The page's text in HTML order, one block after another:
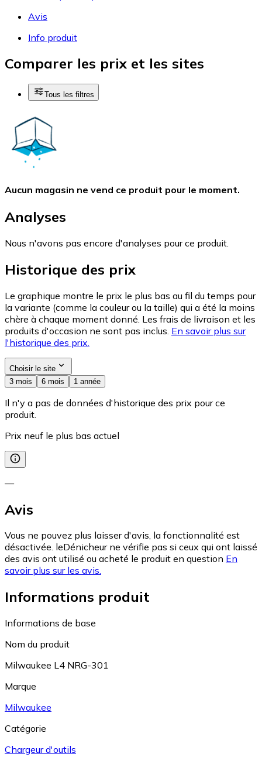
Avis
Info produit
Comparer les prix et les sites
Tous les filtres
Aucun magasin ne vend ce produit pour le moment.
Analyses
Nous n'avons pas encore d'analyses pour ce produit.
Historique des prix
Le graphique montre le prix le plus bas au fil du temps pour
la variante (comme la couleur ou la taille) qui a été la moins
chère à chaque moment donné. Les frais de livraison et les
produits d'occasion ne sont pas inclus. En savoir plus sur
l'historique des prix.
Choisir le site
3 mois
6 mois 1 année
Il n'y a pas de données d'historique des prix pour ce
produit.
Prix neuf le plus bas actuel
—
Avis
Vous ne pouvez plus laisser d'avis, la fonctionnalité est
désactivée. leDénicheur ne vérifie pas si ceux qui ont laissé
des avis ont utilisé ou acheté le produit en question En
savoir plus sur les avis.
Informations produit
Informations de base
Nom du produit
Milwaukee L4 NRG-301
Marque
Milwaukee
Catégorie
Chargeur d'outils